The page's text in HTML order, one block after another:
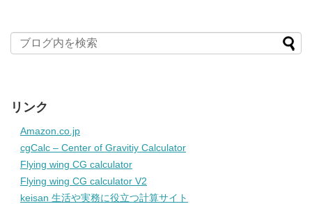
リンク
Amazon.co.jp
cgCalc – Center of Gravitiy Calculator
Flying wing CG calculator
Flying wing CG calculator V2
keisan 生活や実務に役立つ計算サイト